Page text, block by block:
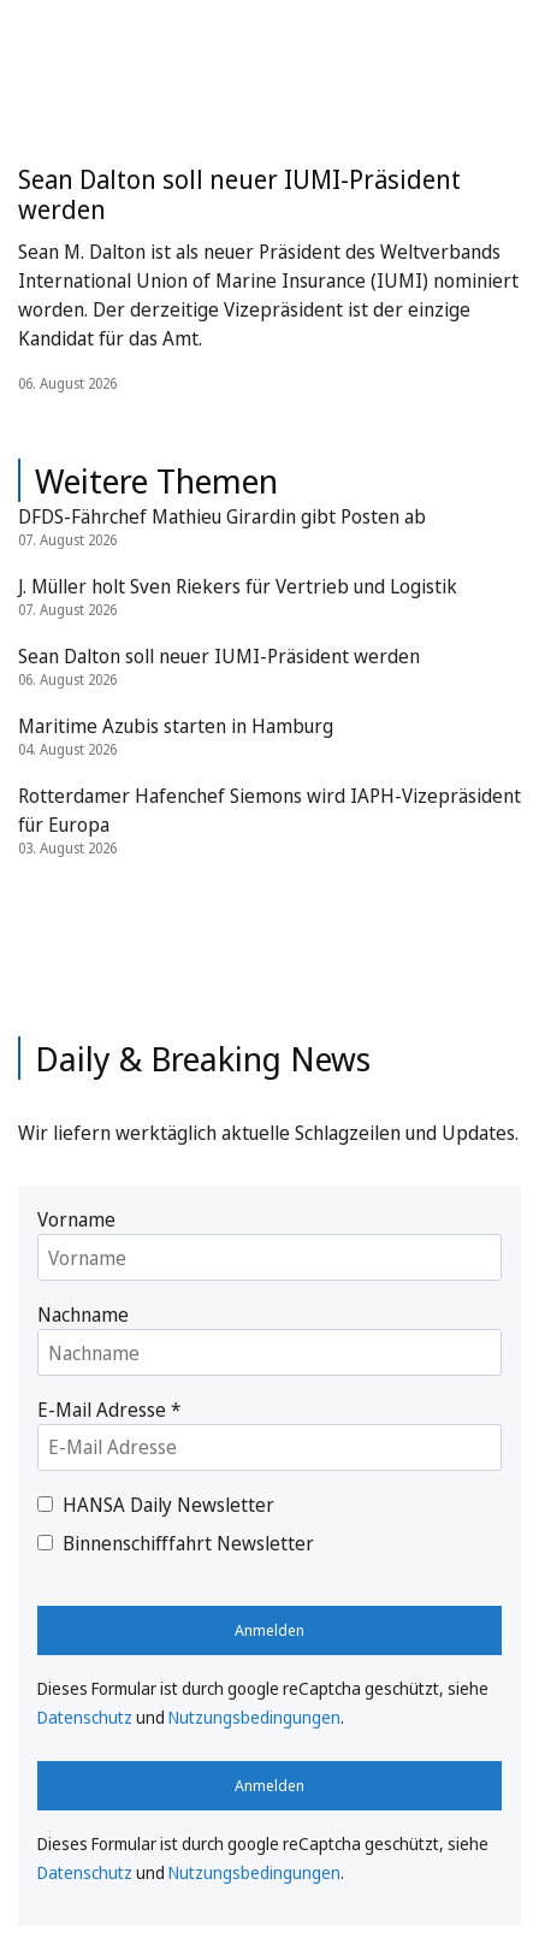
Sean Dalton soll neuer IUMI-Präsident
werden
Sean M. Dalton ist als neuer Präsident des Weltverbands
International Union of Marine Insurance (IUMI) nominiert
worden. Der derzeitige Vizepräsident ist der einzige
Kandidat für das Amt.
06. August 2026
Weitere Themen
DFDS-Fährchef Mathieu Girardin gibt Posten ab
07. August 2026
J. Müller holt Sven Riekers für Vertrieb und Logistik
07. August 2026
Sean Dalton soll neuer IUMI-Präsident werden
06. August 2026
Maritime Azubis starten in Hamburg
04. August 2026
Rotterdamer Hafenchef Siemons wird IAPH-Vizepräsident
für Europa
03. August 2026
Daily & Breaking News
Wir liefern werktäglich aktuelle Schlagzeilen und Updates.
Vorname
Nachname
E-Mail Adresse*
HANSA Daily Newsletter
Binnenschifffahrt Newsletter
Anmelden
Dieses Formular ist durch google reCaptcha geschützt, siehe
Datenschutz und Nutzungsbedingungen.
Anmelden
Dieses Formular ist durch google reCaptcha geschützt, siehe
Datenschutz und Nutzungsbedingungen.